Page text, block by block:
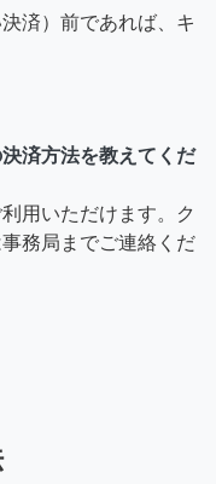
済）前であれば、キ
済方法を教えてくだ
用いただけます。ク
務局までご連絡くだ